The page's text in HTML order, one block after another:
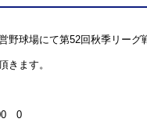
野球場にて第52回秋季リーグ
きます。
0